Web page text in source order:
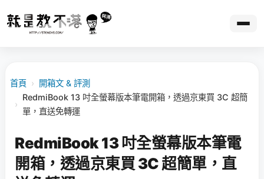
首頁 › 開箱文 & 評測
›
RedmiBook 13 吋全螢幕版本筆電開箱，透過京東買 3C 超簡
單，直送免轉運
RedmiBook 13 吋全螢幕版本筆電
開箱，透過京東買 3C 超簡單，直